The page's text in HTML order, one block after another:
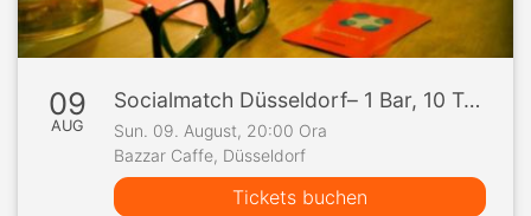
09
AUG
Socialmatch Düsseldorf– 1 Bar, 10 Teilnehmer, 1 Spiel
Sun. 09. August, 20:00 Ora
Bazzar Caffe, Düsseldorf
Tickets buchen